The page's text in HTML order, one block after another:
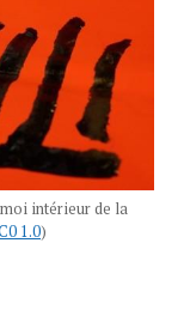
intérieur de la
1.0)